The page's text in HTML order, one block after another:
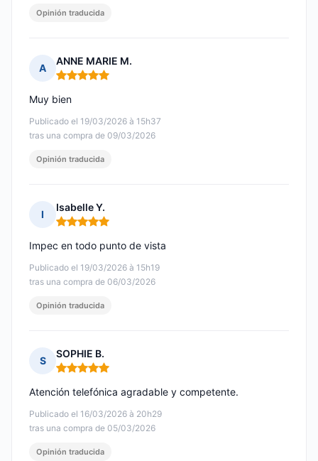
Opinión traducida
A
ANNE MARIE M.
Nota: 5 de 5
Publicado el 19/03/2026 à 15h37
tras una compra de 09/03/2026
Muy bien
Opinión traducida
I
Isabelle Y.
Nota: 5 de 5
Publicado el 19/03/2026 à 15h19
tras una compra de 06/03/2026
Impec en todo punto de vista
Opinión traducida
S
SOPHIE B.
Nota: 5 de 5
Publicado el 16/03/2026 à 20h29
tras una compra de 05/03/2026
Atención telefónica agradable y competente.
Opinión traducida